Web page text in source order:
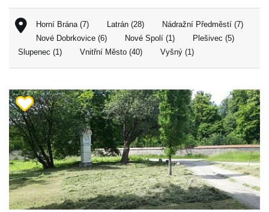
Horní Brána (7) Latrán (28)
Nádražní Předměstí (7)
Nové Dobrkovice (6)
Nové Spolí (1)
Plešivec (5)
Slupenec (1)
Vnitřní Město (40) Vyšný (1)